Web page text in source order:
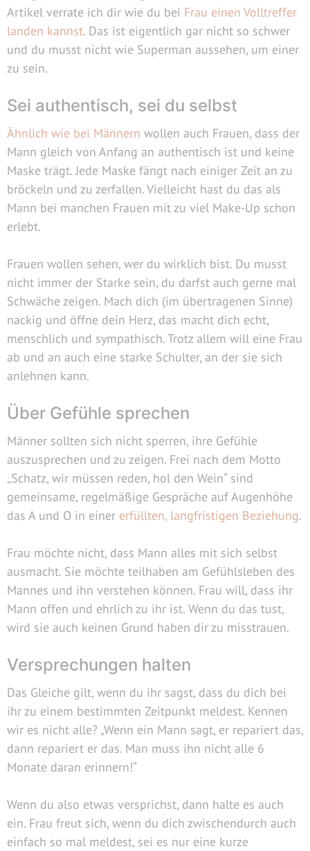
Artikel verrate ich dir wie du bei Frau einen Volltreffer
landen kannst. Das ist eigentlich gar nicht so schwer
und du musst nicht wie Superman aussehen, um einer
zu sein.
Sei authentisch, sei du selbst
Ähnlich wie bei Männern wollen auch Frauen, dass der
Mann gleich von Anfang an authentisch ist und keine
Maske trägt. Jede Maske fängt nach einiger Zeit an zu
bröckeln und zu zerfallen. Vielleicht hast du das als
Mann bei manchen Frauen mit zu viel Make-Up schon
erlebt.
Frauen wollen sehen, wer du wirklich bist. Du musst
nicht immer der Starke sein, du darfst auch gerne mal
Schwäche zeigen. Mach dich (im übertragenen Sinne)
nackig und öffne dein Herz, das macht dich echt,
menschlich und sympathisch. Trotz allem will eine Frau
ab und an auch eine starke Schulter, an der sie sich
anlehnen kann.
Über Gefühle sprechen
Männer sollten sich nicht sperren, ihre Gefühle
auszusprechen und zu zeigen. Frei nach dem Motto
„Schatz, wir müssen reden, hol den Wein“ sind
gemeinsame, regelmäßige Gespräche auf Augenhöhe
das A und O in einer erfüllten, langfristigen Beziehung.
Frau möchte nicht, dass Mann alles mit sich selbst
ausmacht. Sie möchte teilhaben am Gefühlsleben des
Mannes und ihn verstehen können. Frau will, dass ihr
Mann offen und ehrlich zu ihr ist. Wenn du das tust,
wird sie auch keinen Grund haben dir zu misstrauen.
Versprechungen halten
Das Gleiche gilt, wenn du ihr sagst, dass du dich bei
ihr zu einem bestimmten Zeitpunkt meldest. Kennen
wir es nicht alle? „Wenn ein Mann sagt, er repariert das,
dann repariert er das. Man muss ihn nicht alle 6
Monate daran erinnern!“
Wenn du also etwas versprichst, dann halte es auch
ein. Frau freut sich, wenn du dich zwischendurch auch
einfach so mal meldest, sei es nur eine kurze